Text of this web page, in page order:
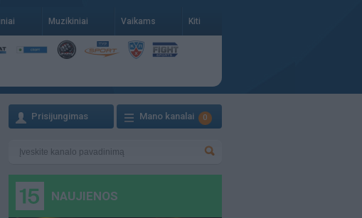
Muzikiniai Vaikams Kiti
Prisijungimas Mano kanalai 0